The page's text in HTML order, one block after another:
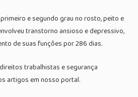
e segundo grau no rosto, peito e
transtorno ansioso e depressivo,
de suas funções por 286 dias.
trabalhistas e segurança
artigos em nosso portal.